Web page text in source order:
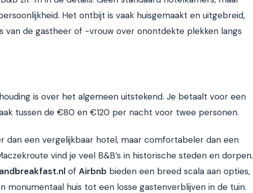
Het ontbijt is vaak huisgemaakt en uitgebreid,
van de gastheer of -vrouw over onontdekte plekken langs
is over het algemeen uitstekend. Je betaalt voor een
tussen de €80 en €120 per nacht voor twee personen.
dan een vergelijkbaar hotel, maar comfortabeler dan een
vind je veel B&B’s in historische steden en dorpen.
of Airbnb bieden een breed scala aan opties,
monumentaal huis tot een losse gastenverblijven in de tuin.